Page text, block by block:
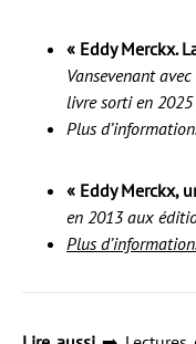
« Eddy Merckx.
Vansevenant
livre sorti en
Plus
« Eddy Merckx,
en 2013 aux
Plus